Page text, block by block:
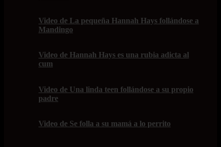
Video de La pequeña Hannah Hays follándose a
Mandingo
Video de Hannah Hays es una rubia adicta al
cum
Video de Una linda teen follándose a su propio
padre
Video de Se folla a su mamá a lo perrito